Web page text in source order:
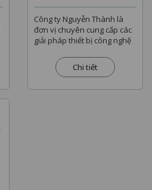
THUẬT NGUYỄN
THÀNH
Công ty Nguyễn Thành là
đơn vị chuyên cung cấp các
giải pháp thiết bị công nghệ
Chúng...
Chi tiết